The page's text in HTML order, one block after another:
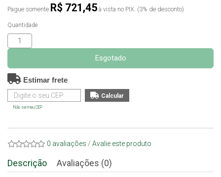
Pague somente R$ 721,45 à vista no PIX. (3% de desconto)
Quantidade
Esgotado
Estimar frete
Não sei meu CEP
0 avaliações / Avalie este produto
Descrição Avaliações (0)